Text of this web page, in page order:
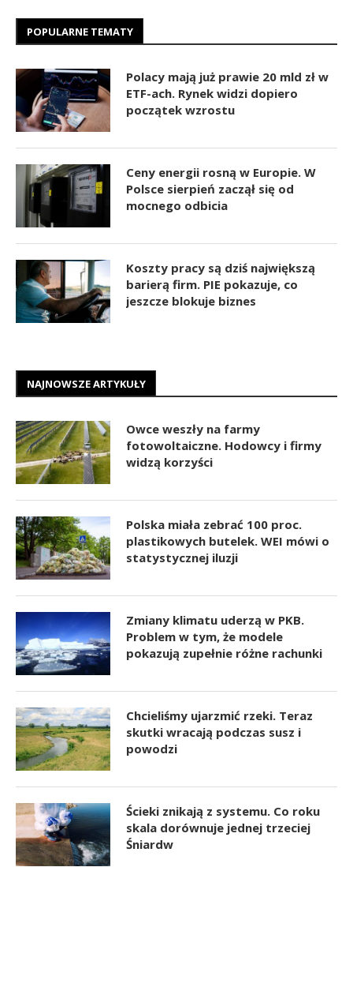
POPULARNE TEMATY
Polacy mają już prawie 20 mld zł w
ETF-ach. Rynek widzi dopiero
początek wzrostu
Ceny energii rosną w Europie. W
Polsce sierpień zaczął się od
mocnego odbicia
Koszty pracy są dziś największą
barierą firm. PIE pokazuje, co
jeszcze blokuje biznes
NAJNOWSZE ARTYKUŁY
Owce weszły na farmy
fotowoltaiczne. Hodowcy i firmy
widzą korzyści
Polska miała zebrać 100 proc.
plastikowych butelek. WEI mówi o
statystycznej iluzji
Zmiany klimatu uderzą w PKB.
Problem w tym, że modele
pokazują zupełnie różne rachunki
Chcieliśmy ujarzmić rzeki. Teraz
skutki wracają podczas susz i
powodzi
Ścieki znikają z systemu. Co roku
skala dorównuje jednej trzeciej
Śniardw